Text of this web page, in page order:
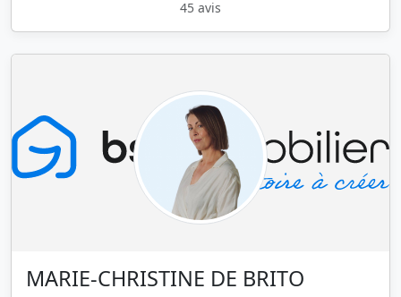
45 avis
MARIE-CHRISTINE DE BRITO